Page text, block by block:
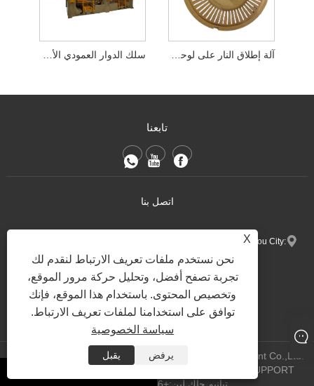
سلك الدوار العمودي الأوتوماتيكي الكامل آلة إطلاق النار على لوحة الفرامل
تابعنا
اتصل بنا
الصين.
هاتف: +86-13600768411
:
Nina.h@yueli-tech.com
Copyright @ 2023 Quanzhou Yueli Automation Equipment Co.,Ltd.
WEBSITE TECHNICAL SUPPORT:
X
نحن نستخدم ملفات تعريف الارتباط لنقدم لك
تجربة تصفح أفضل، وتحليل حركة مرور الموقع،
وتخصيص المحتوى. باستخدام هذا الموقع، فإنك
توافق على استخدامنا لملفات تعريف الارتباط.
سياسة الخصوصية
يرفض يقبل